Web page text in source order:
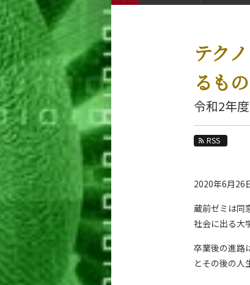
テク
るも
令和2年
RSS
2020年6月26
蔵前ゼミは同
社会に出る大
卒業後の進路
とその後の人
生命理工学系について